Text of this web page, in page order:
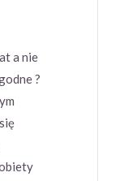
a nie
?